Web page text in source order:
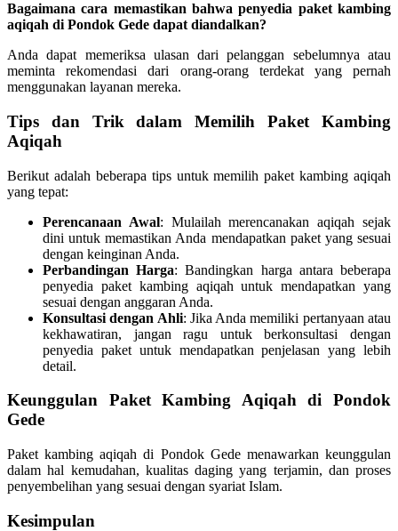
Bagaimana cara memastikan bahwa penyedia paket kambing
aqiqah di Pondok Gede dapat diandalkan?
Anda dapat memeriksa ulasan dari pelanggan sebelumnya atau
meminta rekomendasi dari orang-orang terdekat yang pernah
menggunakan layanan mereka.
Tips dan Trik dalam Memilih Paket Kambing
Aqiqah
Berikut adalah beberapa tips untuk memilih paket kambing aqiqah
yang tepat:
Perencanaan Awal: Mulailah merencanakan aqiqah sejak
dini untuk memastikan Anda mendapatkan paket yang sesuai
dengan keinginan Anda.
Perbandingan Harga: Bandingkan harga antara beberapa
penyedia paket kambing aqiqah untuk mendapatkan yang
sesuai dengan anggaran Anda.
Konsultasi dengan Ahli: Jika Anda memiliki pertanyaan atau
kekhawatiran, jangan ragu untuk berkonsultasi dengan
penyedia paket untuk mendapatkan penjelasan yang lebih
detail.
Keunggulan Paket Kambing Aqiqah di Pondok
Gede
Paket kambing aqiqah di Pondok Gede menawarkan keunggulan
dalam hal kemudahan, kualitas daging yang terjamin, dan proses
penyembelihan yang sesuai dengan syariat Islam.
Kesimpulan